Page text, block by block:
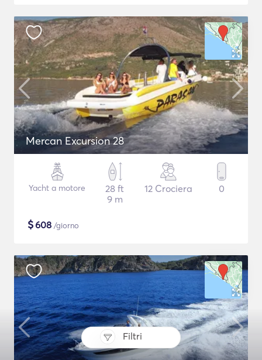
Filtri
Mercan Excursion 28
Yacht a motore
28 ft
9 m
12 Crociera 0
$608 /giorno